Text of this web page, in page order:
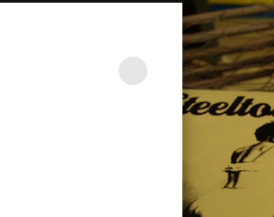
so straight